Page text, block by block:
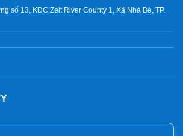
số 13, KDC Zeit River County 1, Xã Nhà Bè, TP.